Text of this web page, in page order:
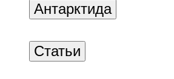
Антарктида
Статьи